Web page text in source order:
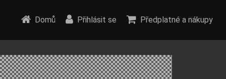
Domů Přihlásit se Předplatné a nákupy